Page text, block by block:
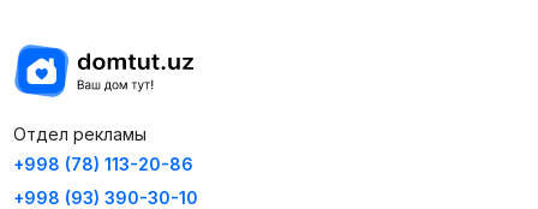
Отдел рекламы
+998 (78) 113-20-86
+998 (93) 390-30-10